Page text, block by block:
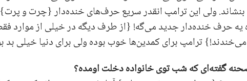
بنشاند. ولی این ترامپ انقدر سریع حرف‌های خنده‌دار {چرت و
یه حرف خنده‌دار جدید می‌گه! {از طرف دیگه در خیلی از
ترامپ برای کمدین‌ها خوب بوده ولی برای دنیا خیلی بد
گفته‌ای که شب توی خانواده دخلت اومده؟